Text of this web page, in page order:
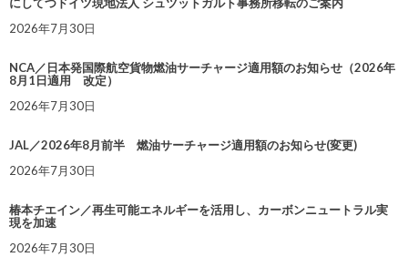
にしてつドイツ現地法人 シュツットガルト事務所移転のご案内
2026年7月30日
NCA／日本発国際航空貨物燃油サーチャージ適用額のお知らせ（2026年
8月1日適用 改定）
2026年7月30日
JAL／2026年8月前半 燃油サーチャージ適用額のお知らせ(変更)
2026年7月30日
椿本チエイン／再生可能エネルギーを活用し、カーボンニュートラル実
現を加速
2026年7月30日